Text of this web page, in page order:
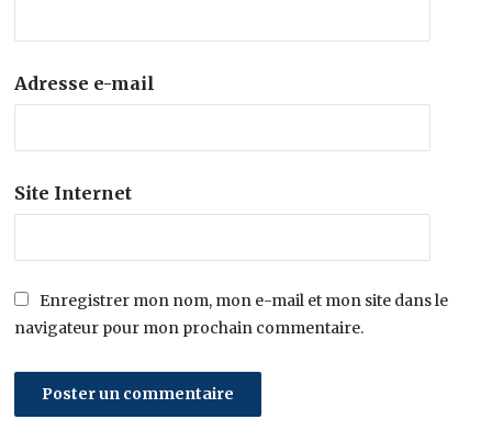
Adresse e-mail
Site Internet
Enregistrer mon nom, mon e-mail et mon site dans le
navigateur pour mon prochain commentaire.